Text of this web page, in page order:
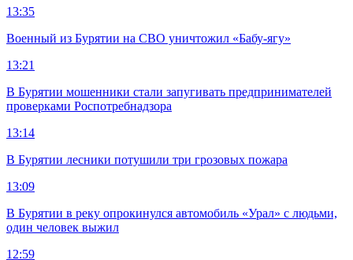
13:35
Военный из Бурятии на СВО уничтожил «Бабу-ягу»
13:21
В Бурятии мошенники стали запугивать предпринимателей
проверками Роспотребнадзора
13:14
В Бурятии лесники потушили три грозовых пожара
13:09
В Бурятии в реку опрокинулся автомобиль «Урал» с людьми,
один человек выжил
12:59